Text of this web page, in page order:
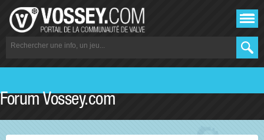
Forum Vossey.com